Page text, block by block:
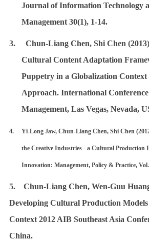
Journal of Information Technology
Management 30(1), 1-14.
3. Chun-Liang Chen, Shi Chen
Cultural Content Adaptation
Puppetry in a Globalization
Approach. International
Management, Las Vegas, Nevada,
4. Yi-Long Jaw, Chun-Liang Chen, Shi Chen
the Creative Industries - a Cultural Production
Innovation: Management, Policy & Practice,
5. Chun-Liang Chen, Wen-Guu
Developing Cultural Production
Context 2012 AIB Southeast Asia
China.